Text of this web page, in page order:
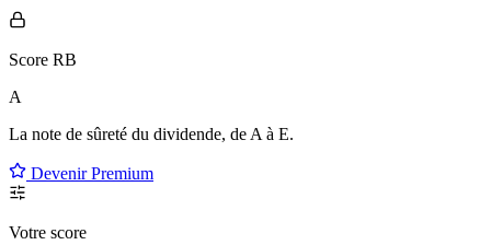
Score RB
A
La note de sûreté du dividende, de A à E.
Devenir Premium
Votre score